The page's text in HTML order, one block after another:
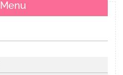
Menu